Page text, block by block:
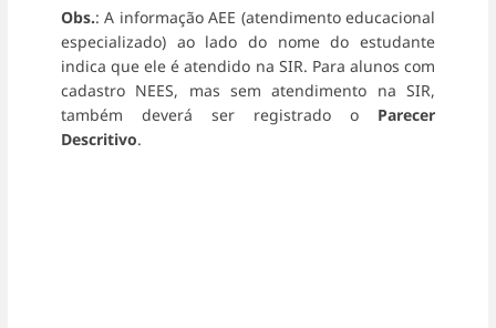
Obs.: A informação AEE (atendimento educacional
especializado) ao lado do nome do estudante
indica que ele é atendido na SIR. Para alunos com
cadastro NEES, mas sem atendimento na SIR,
também deverá ser registrado o Parecer
Descritivo.